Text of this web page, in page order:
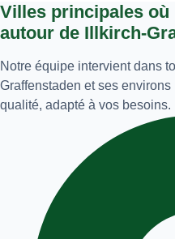
Villes principales
autour de Illkirch-
Notre équipe intervient dans
Graffenstaden et ses
qualité, adapté à vos besoins.